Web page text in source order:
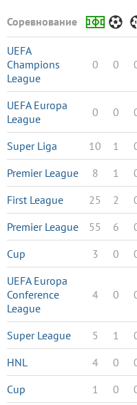
Соревнование
UEFA
Champions
League
0 0
UEFA Europa
League
0 0
Super Liga 10 1
Premier League
8 1
First League
25 2
Premier League
55 6
Cup
3 0
UEFA Europa
Conference
League
4 0
Super League 5 1
HNL
4 0
Cup
1 0